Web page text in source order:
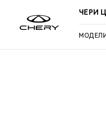
ЧЕРИ
МОДЕЛИ